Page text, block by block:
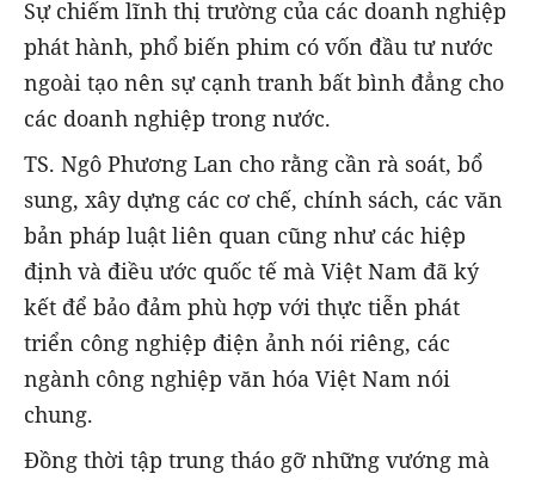
Sự chiếm lĩnh thị trường của các doanh nghiệp
phát hành, phổ biến phim có vốn đầu tư nước
ngoài tạo nên sự cạnh tranh bất bình đẳng cho
các doanh nghiệp trong nước.
TS. Ngô Phương Lan cho rằng cần rà soát, bổ
sung, xây dựng các cơ chế, chính sách, các văn
bản pháp luật liên quan cũng như các hiệp
định và điều ước quốc tế mà Việt Nam đã ký
kết để bảo đảm phù hợp với thực tiễn phát
triển công nghiệp điện ảnh nói riêng, các
ngành công nghiệp văn hóa Việt Nam nói
chung.
Đồng thời tập trung tháo gỡ những vướng mà